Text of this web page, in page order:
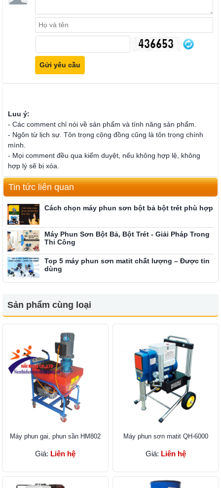
Luu ý:
- Các comment chỉ nói về sản phẩm và tính năng sản phẩm.
- Ngôn từ lịch sự. Tôn trọng cộng đồng cũng là tôn trọng chính
mình.
- Mọi comment đều qua kiểm duyệt, nếu không hợp lệ, không
hợp lý sẽ bị xóa.
Tin tức liên quan
Cách chọn máy phun sơn bột bả bột trét phù hợp
Máy Phun Sơn Bột Bả, Bột Trét - Giải Pháp Trong
Thi Công
Top 5 máy phun sơn matit chất lượng – Được tin
dùng
Sản phẩm cùng loại
Máy phun gai, phun sần HM802
Giá: Liên hệ
Máy phun sơn matit QH-6000
Giá: Liên hệ